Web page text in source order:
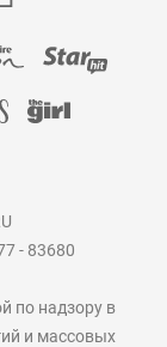
- 83680
по надзору в
и массовых